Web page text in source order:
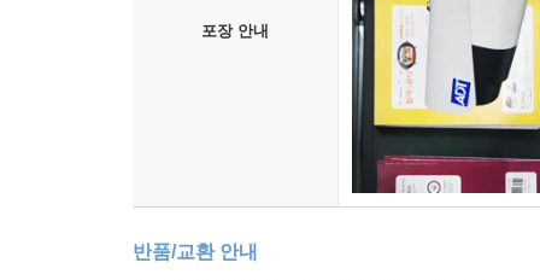
포장 안내
반품/교환 안내